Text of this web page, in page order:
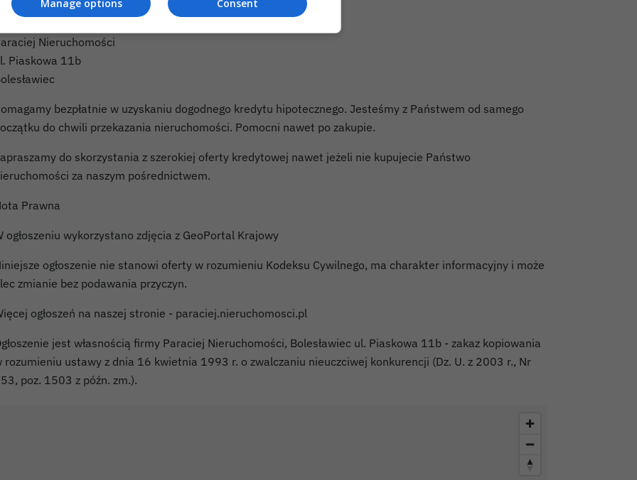
bo zasługujesz na więcej
Nieruchomości
Piaskowa 11b
bezpłatnie w uzyskaniu dogodnego kredytu hipotecznego. Jesteśmy z Państwem od samego
do chwili przekazania nieruchomości. Pomocni nawet po zakupie.
do skorzystania z szerokiej oferty kredytowej nawet jeżeli nie kupujecie Państwo
za naszym pośrednictwem.
Prawna
ogłoszeniu wykorzystano zdjęcia z GeoPortal Krajowy
ogłoszenie nie stanowi oferty w rozumieniu Kodeksu Cywilnego, ma charakter informacyjny i może
zmianie bez podawania przyczyn.
ogłoszeń na naszej stronie - paraciej.nieruchomosci.pl
jest własnością firmy Paraciej Nieruchomości, Bolesławiec ul. Piaskowa 11b - zakaz kopiowania
rozumieniu ustawy z dnia 16 kwietnia 1993 r. o zwalczaniu nieuczciwej konkurencji (Dz. U. z 2003 r., Nr
poz. 1503 z późn. zm.).
Consent
Manage options